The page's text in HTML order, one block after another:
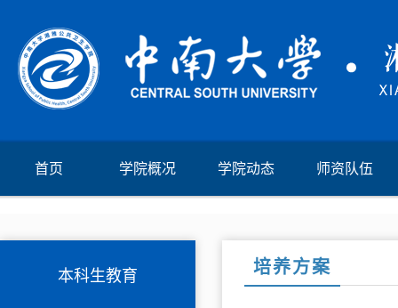
首页 学院概况 学院动态 师资队伍
本科生教育 培养方案